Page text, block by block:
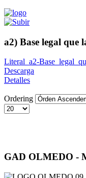
a2) Base legal que
Literal_a2-
Descarga
Detalles
Ordering
GAD OLMEDO -